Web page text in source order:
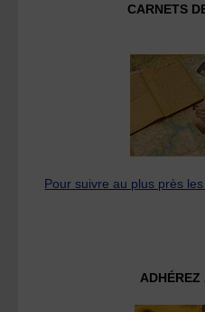
CARNETS
Pour suivre au plus près
ADHÉREZ